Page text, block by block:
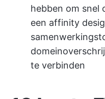
hebben om snel
een affinity
te verbinden